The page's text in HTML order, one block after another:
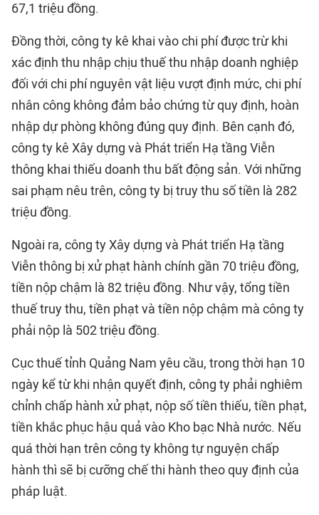
67,1 triệu đồng.
Đồng thời, công ty kê khai vào chi phí được trừ khi
xác định thu nhập chịu thuế thu nhập doanh nghiệp
đối với chi phí nguyên vật liệu vượt định mức, chi phí
nhân công không đảm bảo chứng từ quy định, hoàn
nhập dự phòng không đúng quy định. Bên cạnh đó,
công ty kê Xây dựng và Phát triển Hạ tầng Viễn
thông khai thiếu doanh thu bất động sản. Với những
sai phạm nêu trên, công ty bị truy thu số tiền là 282
triệu đồng.
Ngoài ra, công ty Xây dựng và Phát triển Hạ tầng
Viễn thông bị xử phạt hành chính gần 70 triệu đồng,
tiền nộp chậm là 82 triệu đồng. Như vậy, tổng tiền
thuế truy thu, tiền phạt và tiền nộp chậm mà công ty
phải nộp là 502 triệu đồng.
Cục thuế tỉnh Quảng Nam yêu cầu, trong thời hạn 10
ngày kể từ khi nhận quyết định, công ty phải nghiêm
chỉnh chấp hành xử phạt, nộp số tiền thiếu, tiền phạt,
tiền khắc phục hậu quả vào Kho bạc Nhà nước. Nếu
quá thời hạn trên công ty không tự nguyện chấp
hành thì sẽ bị cưỡng chế thi hành theo quy định của
pháp luật.